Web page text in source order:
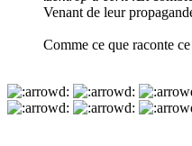
Venant de leur
Comme ce que raconte